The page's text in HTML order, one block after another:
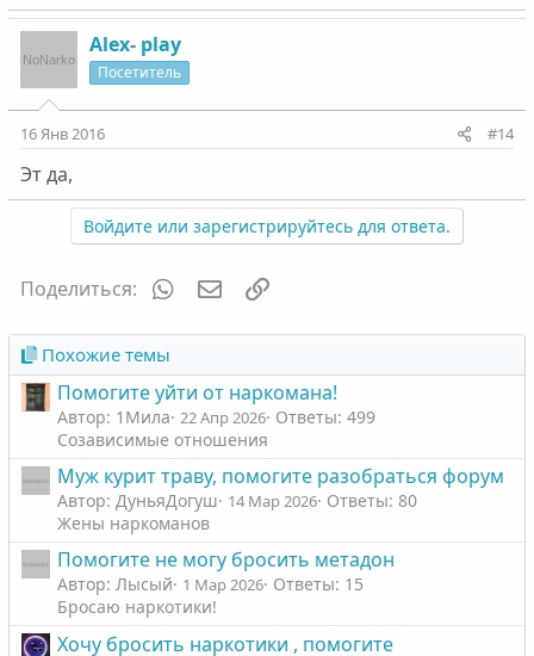
Alex- play
Посетитель
16 Янв 2016 #14
Эт да,
Войдите или зарегистрируйтесь для ответа.
Поделиться: WhatsAppЭлектронная почта
Похожие темы
Помогите уйти от наркомана!
Автор: 1Мила 22 Апр 2026 Ответы: 499
Созависимые отношения
Муж курит траву, помогите разобраться форум
Автор: ДуньяДогуш 14 Мар 2026 Ответы: 80
Жены наркоманов
Помогите не могу бросить метадон
Автор: Лысый 1 Мар 2026 Ответы: 15
Бросаю наркотики!
Хочу бросить наркотики , помогите